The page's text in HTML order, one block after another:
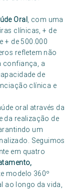
Oral , com uma
clínicas, + de
+ de 500.000
refletem não
confiança, a
de
clínica e
oral através da
da realização de
um
Seguimos
em quatro
modelo 360º
ao longo da vida,